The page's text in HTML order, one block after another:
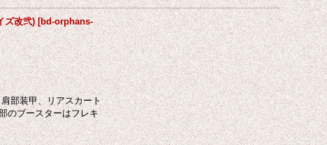
ズ改弐) [bd-orphans-
部装甲、リアスカート
のブースターはフレキ